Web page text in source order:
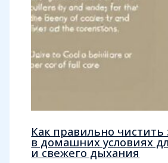
Как правильно чистить
в домашних условиях
и свежего дыхания